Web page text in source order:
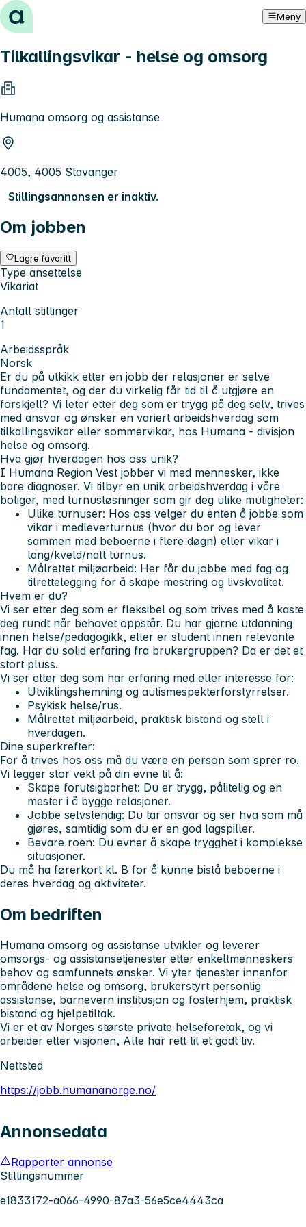
Hopp til innhold Meny
Tilkallingsvikar - helse og omsorg
Humana omsorg og assistanse
4005, 4005 Stavanger
Stillingsannonsen er inaktiv.
Om jobben
Lagre favoritt
Type ansettelse
Vikariat
Antall stillinger
1
Arbeidsspråk
Norsk
Er du på utkikk etter en jobb der relasjoner er selve
fundamentet, og der du virkelig får tid til å utgjøre en
forskjell? Vi leter etter deg som er trygg på deg selv, trives
med ansvar og ønsker en variert arbeidshverdag som
tilkallingsvikar eller sommervikar, hos Humana - divisjon
helse og omsorg.
Hva gjør hverdagen hos oss unik?
I Humana Region Vest jobber vi med mennesker, ikke
bare diagnoser. Vi tilbyr en unik arbeidshverdag i våre
boliger, med turnusløsninger som gir deg ulike muligheter:
Ulike turnuser: Hos oss velger du enten å jobbe som
vikar i medleverturnus (hvor du bor og lever
sammen med beboerne i flere døgn) eller vikar i
lang/kveld/natt turnus.
Målrettet miljøarbeid: Her får du jobbe med fag og
tilrettelegging for å skape mestring og livskvalitet.
Hvem er du?
Vi ser etter deg som er fleksibel og som trives med å kaste
deg rundt når behovet oppstår. Du har gjerne utdanning
innen helse/pedagogikk, eller er student innen relevante
fag. Har du solid erfaring fra brukergruppen? Da er det et
stort pluss.
Vi ser etter deg som har erfaring med eller interesse for:
Utviklingshemning og autismespekterforstyrrelser.
Psykisk helse/rus.
Målrettet miljøarbeid, praktisk bistand og stell i
hverdagen.
Dine superkrefter:
For å trives hos oss må du være en person som sprer ro.
Vi legger stor vekt på din evne til å:
Skape forutsigbarhet: Du er trygg, pålitelig og en
mester i å bygge relasjoner.
Jobbe selvstendig: Du tar ansvar og ser hva som må
gjøres, samtidig som du er en god lagspiller.
Bevare roen: Du evner å skape trygghet i komplekse
situasjoner.
Du må ha førerkort kl. B for å kunne bistå beboerne i
deres hverdag og aktiviteter.
Om bedriften
Humana omsorg og assistanse utvikler og leverer
omsorgs- og assistansetjenester etter enkeltmenneskers
behov og samfunnets ønsker. Vi yter tjenester innenfor
områdene helse og omsorg, brukerstyrt personlig
assistanse, barnevern institusjon og fosterhjem, praktisk
bistand og hjelpetiltak.
Vi er et av Norges største private helseforetak, og vi
arbeider etter visjonen, Alle har rett til et godt liv.
Nettsted
https://jobb.humananorge.no/
Annonsedata
Rapporter annonse
Stillingsnummer
e1833172-a066-4990-87a3-56e5ce4443ca